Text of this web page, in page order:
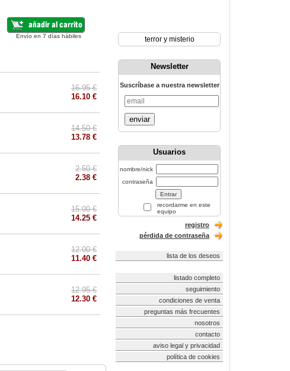
Envío en 7 días hábiles
16.95 €
16.10 €
14.50 €
13.78 €
2.50 €
2.38 €
15.00 €
14.25 €
12.00 €
11.40 €
12.95 €
12.30 €
terror y misterio
Newsletter
Suscríbase a nuestra newsletter
enviar
Usuarios
nombre/nick
contraseña
recordarme en este
equipo
registro
pérdida de contraseña
lista de los deseos
listado completo
seguimiento
condiciones de venta
preguntas más frecuentes
nosotros
contacto
aviso legal y privacidad
política de cookies